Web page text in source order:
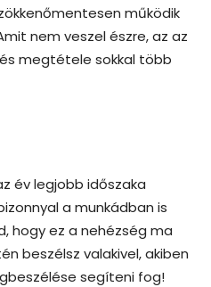
működik
nem veszel észre, az az
megtétele sokkal több
év legjobb időszaka
a munkádban is
hogy ez a nehézség ma
beszélsz valakivel, akiben
segíteni fog!